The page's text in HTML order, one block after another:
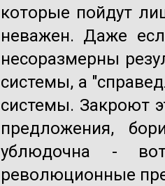
которые пойдут
неважен. Даже
несоразмерны
системы, а
системы. Закроют
предложения,
ублюдочна -
революционные